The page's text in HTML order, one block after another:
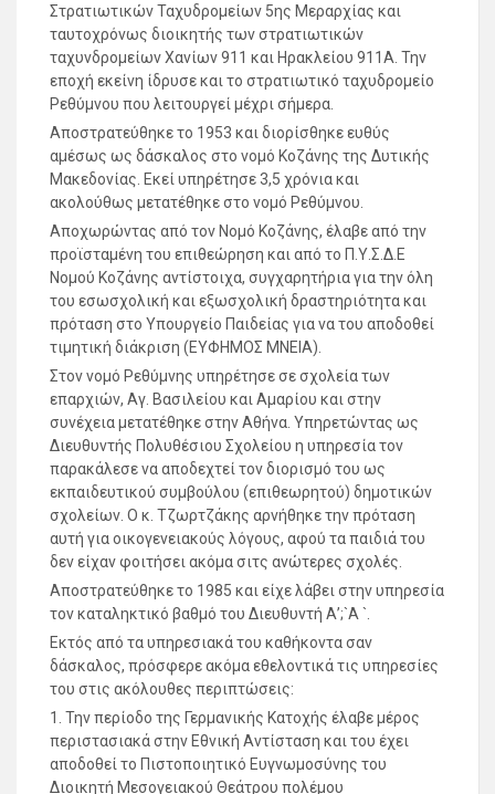
Στρατιωτικών Ταχυδρομείων 5ης Μεραρχίας και
ταυτοχρόνως διοικητής των στρατιωτικών
ταχυνδρομείων Χανίων 911 και Ηρακλείου 911Α. Την
εποχή εκείνη ίδρυσε και το στρατιωτικό ταχυδρομείο
Ρεθύμνου που λειτουργεί μέχρι σήμερα.
Αποστρατεύθηκε το 1953 και διορίσθηκε ευθύς
αμέσως ως δάσκαλος στο νομό Κοζάνης της Δυτικής
Μακεδονίας. Εκεί υπηρέτησε 3,5 χρόνια και
ακολούθως μετατέθηκε στο νομό Ρεθύμνου.
Αποχωρώντας από τον Νομό Κοζάνης, έλαβε από την
προϊσταμένη του επιθεώρηση και από το Π.Υ.Σ.Δ.Ε
Νομού Κοζάνης αντίστοιχα, συγχαρητήρια για την όλη
του εσωσχολική και εξωσχολική δραστηριότητα και
πρόταση στο Υπουργείο Παιδείας για να του αποδοθεί
τιμητική διάκριση (ΕΥΦΗΜΟΣ ΜΝΕΙΑ).
Στον νομό Ρεθύμνης υπηρέτησε σε σχολεία των
επαρχιών, Αγ. Βασιλείου και Αμαρίου και στην
συνέχεια μετατέθηκε στην Αθήνα. Υπηρετώντας ως
Διευθυντής Πολυθέσιου Σχολείου η υπηρεσία τον
παρακάλεσε να αποδεχτεί τον διορισμό του ως
εκπαιδευτικού συμβούλου (επιθεωρητού) δημοτικών
σχολείων. Ο κ. Τζωρτζάκης αρνήθηκε την πρόταση
αυτή για οικογενειακούς λόγους, αφού τα παιδιά του
δεν είχαν φοιτήσει ακόμα σιτς ανώτερες σχολές.
Αποστρατεύθηκε το 1985 και είχε λάβει στην υπηρεσία
τον καταληκτικό βαθμό του Διευθυντή Α’;`Α `.
Εκτός από τα υπηρεσιακά του καθήκοντα σαν
δάσκαλος, πρόσφερε ακόμα εθελοντικά τις υπηρεσίες
του στις ακόλουθες περιπτώσεις:
1. Την περίοδο της Γερμανικής Κατοχής έλαβε μέρος
περιστασιακά στην Εθνική Αντίσταση και του έχει
αποδοθεί το Πιστοποιητικό Ευγνωμοσύνης του
Διοικητή Μεσογειακού Θεάτρου πολέμου